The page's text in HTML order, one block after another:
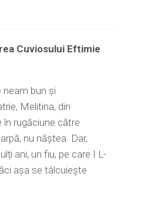
Cuviosului Eftimie
neam bun și
Melitina, din
rugăciune către
nu năștea. Dar,
ani, un fiu, pe care I L-
așa se tâlcuiește